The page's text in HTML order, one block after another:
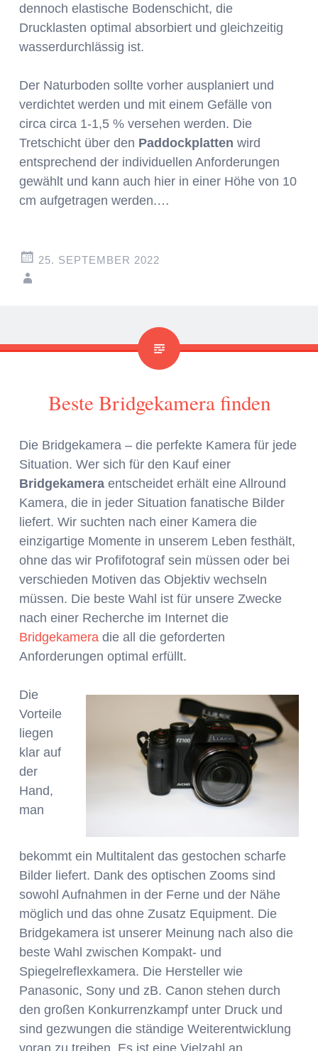
dennoch elastische Bodenschicht, die
Drucklasten optimal absorbiert und gleichzeitig
wasserdurchlässig ist.
Der Naturboden sollte vorher ausplaniert und
verdichtet werden und mit einem Gefälle von
circa circa 1-1,5 % versehen werden. Die
Tretschicht über den Paddockplatten wird
entsprechend der individuellen Anforderungen
gewählt und kann auch hier in einer Höhe von 10
cm aufgetragen werden.…
25. SEPTEMBER 2022
Beste Bridgekamera finden
Die Bridgekamera – die perfekte Kamera für jede
Situation. Wer sich für den Kauf einer
Bridgekamera entscheidet erhält eine Allround
Kamera, die in jeder Situation fanatische Bilder
liefert. Wir suchten nach einer Kamera die
einzigartige Momente in unserem Leben festhält,
ohne das wir Profifotograf sein müssen oder bei
verschieden Motiven das Objektiv wechseln
müssen. Die beste Wahl ist für unsere Zwecke
nach einer Recherche im Internet die
Bridgekamera die all die geforderten
Anforderungen optimal erfüllt.
Die
Vorteile
liegen
klar auf
der
Hand,
man
bekommt ein Multitalent das gestochen scharfe
Bilder liefert. Dank des optischen Zooms sind
sowohl Aufnahmen in der Ferne und der Nähe
möglich und das ohne Zusatz Equipment. Die
Bridgekamera ist unserer Meinung nach also die
beste Wahl zwischen Kompakt- und
Spiegelreflexkamera. Die Hersteller wie
Panasonic, Sony und zB. Canon stehen durch
den großen Konkurrenzkampf unter Druck und
sind gezwungen die ständige Weiterentwicklung
voran zu treiben. Es ist eine Vielzahl an